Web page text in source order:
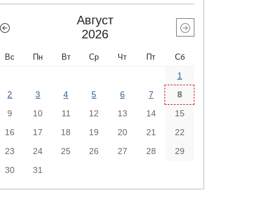
Август
2026
Вс Пн Вт Ср Чт Пт Сб
1
2
3 4 5 6 7
8
9
10 11 12 13 14
15
16
17 18 19 20 21
22
23
24 25 26 27 28
29
30
31